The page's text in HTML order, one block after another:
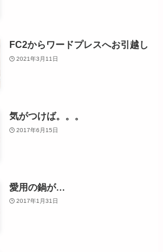
FC2からワードプレスへお引越し
2021年3月11日
気がつけば。。。
2017年6月15日
愛用の鍋が…
2017年1月31日